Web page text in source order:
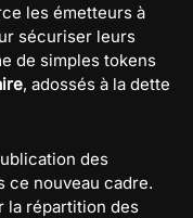
les émetteurs à
sécuriser leurs
de simples tokens
, adossés à la dette
des
ce nouveau cadre.
la répartition des